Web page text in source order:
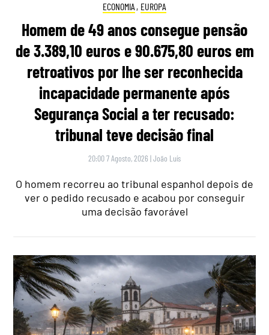
ECONOMIA , EUROPA
Homem de 49 anos consegue pensão
de 3.389,10 euros e 90.675,80 euros em
retroativos por lhe ser reconhecida
incapacidade permanente após
Segurança Social a ter recusado:
tribunal teve decisão final
20:00 7 Agosto, 2026 |João Luís
O homem recorreu ao tribunal espanhol depois de
ver o pedido recusado e acabou por conseguir
uma decisão favorável